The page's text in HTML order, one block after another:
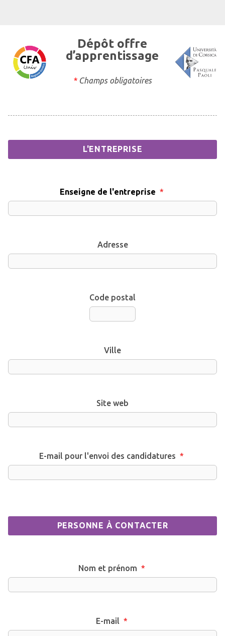
Dépôt offre
d’apprentissage
*Champs obligatoires
L'ENTREPRISE
Enseigne de l'entreprise *
Adresse
Code postal
Ville
Site web
E-mail pour l'envoi des candidatures *
PERSONNE À CONTACTER
Nom et prénom *
E-mail *